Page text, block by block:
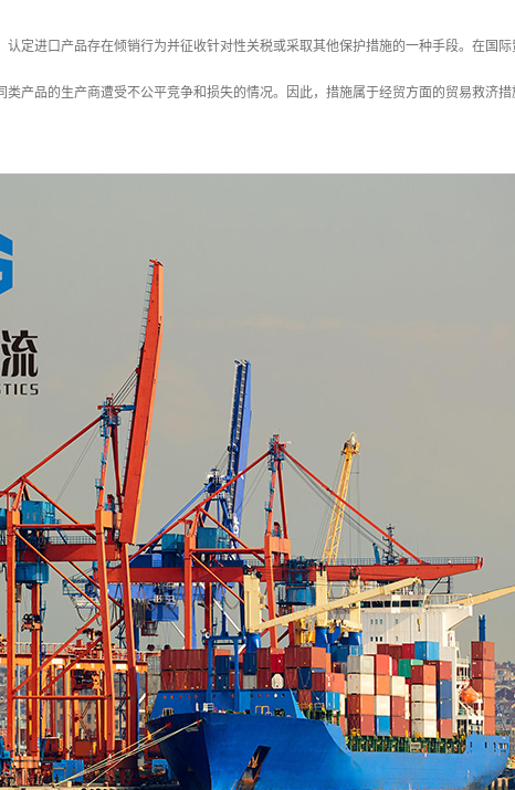
定进口产品存在倾销行为并征收针对性关税或采取其他保护措施的一种手段。在国
产品的生产商遭受不公平竞争和损失的情况。因此，措施属于经贸方面的贸易救济